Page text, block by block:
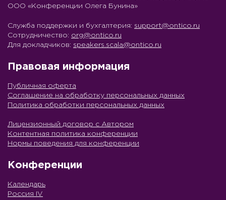
ООО «Конференции Олега Бунина»
Служба поддержки и бухгалтерия: support@ontico.ru
Сотрудничество: org@ontico.ru
Для докладчиков: speakers.scala@ontico.ru
Конференции
Календарь
Россия IV
Правовая информация
Публичная оферта
Соглашение на обработку персональных данных
Политика обработки персональных данных
Лицензионный договор с Автором
Контентная политика конференции
Нормы поведения для конференции